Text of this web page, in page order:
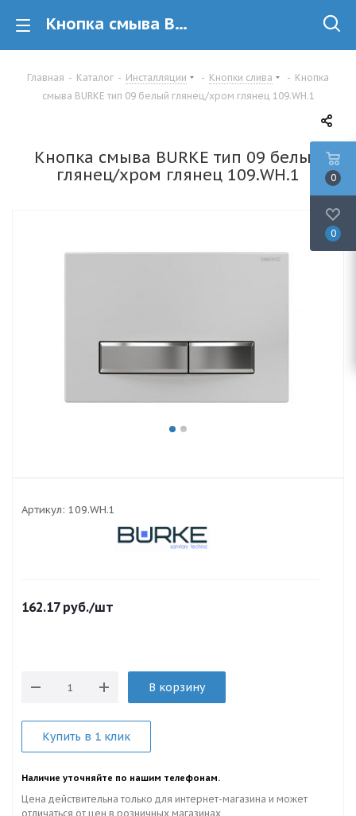
Кнопка смыва BURKE тип 09 белый глянец/хром глянец 109.WH.1 купить в Минске
Главная - Каталог - Инсталляции - Кнопки слива - Кнопка
смыва BURKE тип 09 белый глянец/хром глянец 109.WH.1
Кнопка смыва BURKE тип 09 белый
глянец/хром глянец 109.WH.1
Артикул: 109.WH.1
162.17руб./шт
В корзину
Купить в 1 клик
Наличие уточняйте по нашим телефонам.
Цена действительна только для интернет-магазина и может
отличаться от цен в розничных магазинах
0
0